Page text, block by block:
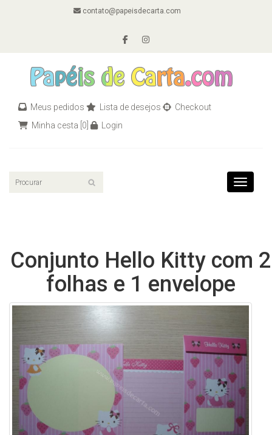
contato@papeisdecarta.com
Meus pedidos Lista de desejos
Checkout
Minha cesta [0] Login
Toggle
Conjunto Hello Kitty com 2
folhas e 1 envelope